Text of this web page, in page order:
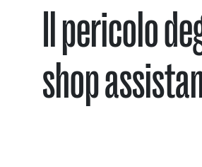
Il pericolo
shop